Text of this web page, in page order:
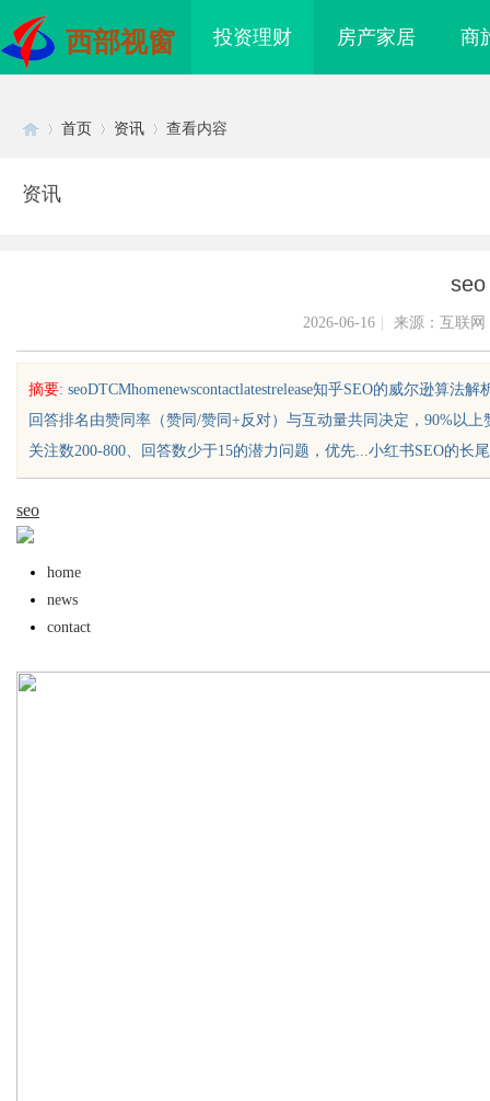
西部视窗 投资理财 房产家居 商
sc
首页 资讯 查看内容
资讯
seo
2026-06-16 来源：互联网
摘要: seoDTCMhomenewscontactlatestrelease知乎SEO的威尔逊算
回答排名由赞同率（赞同/赞同+反对）与互动量共同决定，90%以
关注数200-800、回答数少于15的潜力问题，优先...小红书SEO的长
seo
home
news
contact
配眼镜 武汉配眼镜 上海配眼镜